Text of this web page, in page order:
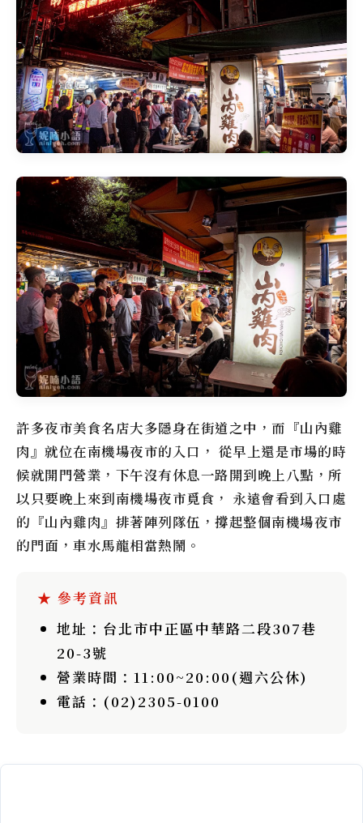
許多夜市美食名店大多隱身在街道之中，而『山內雞
肉』就位在南機場夜市的入口， 從早上還是市場的時
候就開門營業，下午沒有休息一路開到晚上八點，所
以只要晚上來到南機場夜市覓食， 永遠會看到入口處
的『山內雞肉』排著陣列隊伍，撐起整個南機場夜市
的門面，車水馬龍相當熱鬧。
地址：台北市中正區中華路二段307巷
20-3號
營業時間：11:00~20:00(週六公休)
電話：(02)2305-0100